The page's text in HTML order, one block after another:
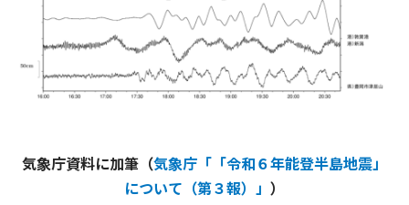
気象庁資料に加筆（気象庁「「令和６年能登半島地震」
について（第３報）」 ）